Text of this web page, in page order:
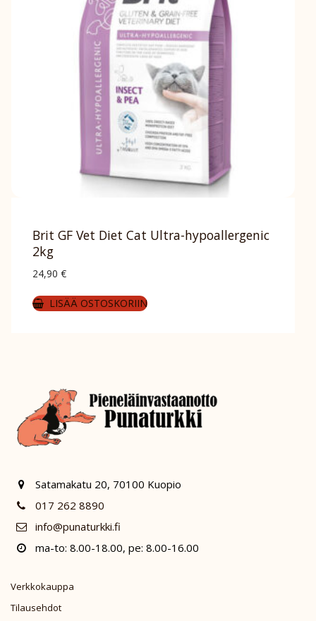
Brit GF Vet Diet Cat Ultra-hypoallergenic
2kg
24,90 €
LISÄÄ OSTOSKORIIN
Satamakatu 20, 70100 Kuopio
017 262 8890
info@punaturkki.fi
ma-to: 8.00-18.00, pe: 8.00-16.00
Verkkokauppa
Tilausehdot